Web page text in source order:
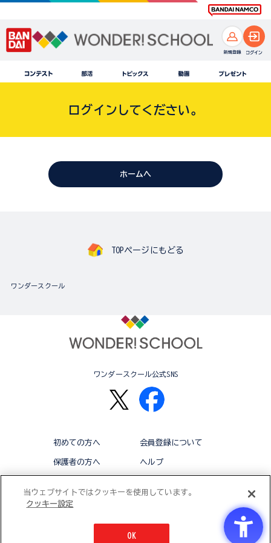
ログインしてください。
ホームへ
TOPページにもどる
ワンダースクール
ワンダースクール公式SNS
初めての方へ 会員登録について
保護者の方へ ヘルプ
© BANDAI CO.,LTD 2015 ALL RIGHTS RESERVED
当ウェブサイトではクッキーを使用しています。
クッキー設定
OK